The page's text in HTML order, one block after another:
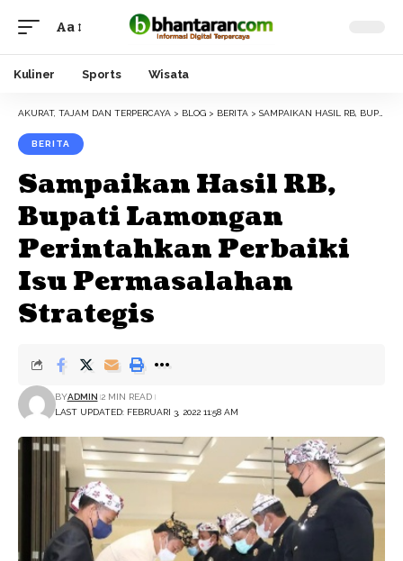
Font
Resizer
Aa
Kuliner Sports Wisata
AKURAT, TAJAM DAN TERPERCAYA > BLOG > BERITA > SAMPAIKAN HASIL RB, BUPATI LAMONGAN PERINTAHKAN PERBAIKI ISU PERMASALAHAN STRATEGIS
BERITA
Sampaikan Hasil RB,
Bupati Lamongan
Perintahkan Perbaiki
Isu Permasalahan
Strategis
LAST UPDATED: FEBRUARI 3, 2022 11:58 AM
BYADMIN 2 MIN READ